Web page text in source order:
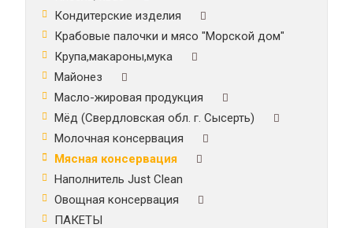
Кондитерские изделия
Крабовые палочки и мясо "Морской дом"
Крупа,макароны,мука
Майонез
Масло-жировая продукция
Мёд (Свердловская обл. г. Сысерть)
Молочная консервация
Мясная консервация
Наполнитель Just Clean
Овощная консервация
ПАКЕТЫ